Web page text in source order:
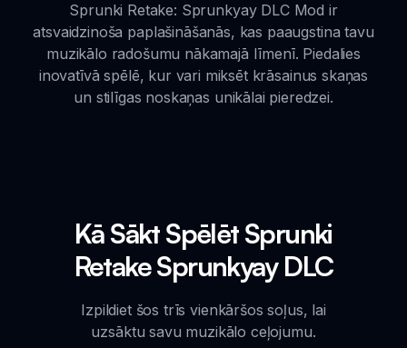
Sprunki Retake: Sprunkyay DLC Mod ir
atsvaidzinoša paplašināšanās, kas paaugstina tavu
muzikālo radošumu nākamajā līmenī. Piedalies
inovatīvā spēlē, kur vari miksēt krāsainus skaņas
un stilīgas noskaņas unikālai pieredzei.
Kā Sākt Spēlēt Sprunki
Retake Sprunkyay DLC
Izpildiet šos trīs vienkāršos soļus, lai
uzsāktu savu muzikālo ceļojumu.